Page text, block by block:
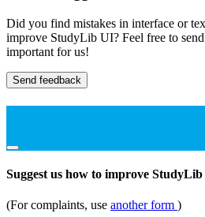
Did you find mistakes in interface or
improve StudyLib UI? Feel free to
important for us!
Send feedback
Suggest us how to improve StudyLib
(For complaints, use another form )